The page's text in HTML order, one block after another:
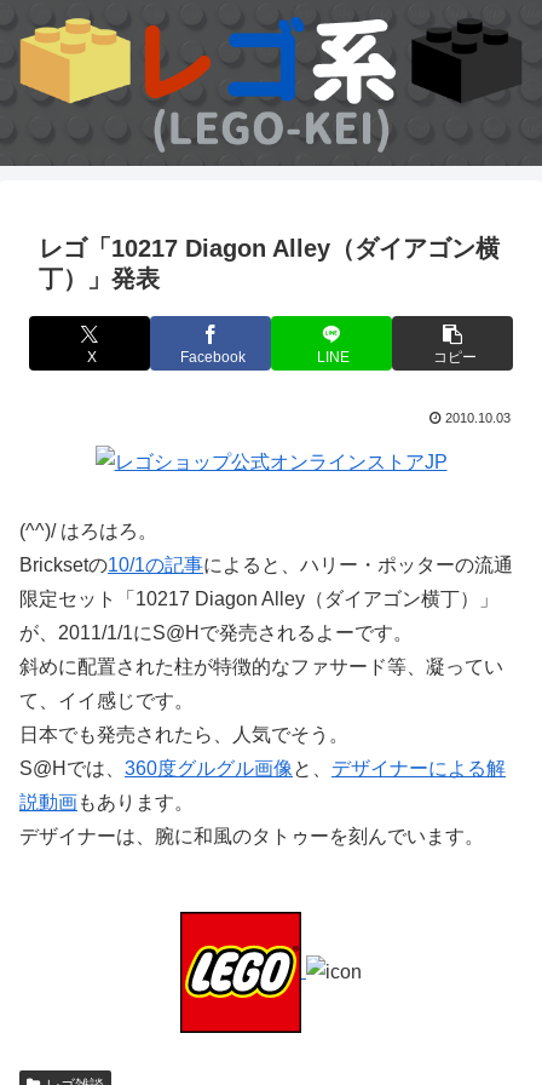
レゴ「10217 Diagon Alley（ダイアゴン横
丁）」発表
X Facebook LINE コピー
2010.10.03
(^^)/ はろはろ。
Bricksetの10/1の記事によると、ハリー・ポッターの流通
限定セット「10217 Diagon Alley（ダイアゴン横丁）」
が、2011/1/1にS@Hで発売されるよーです。
斜めに配置された柱が特徴的なファサード等、凝ってい
て、イイ感じです。
日本でも発売されたら、人気でそう。
S@Hでは、 360度グルグル画像と、 デザイナーによる解
説動画もあります。
デザイナーは、腕に和風のタトゥーを刻んでいます。